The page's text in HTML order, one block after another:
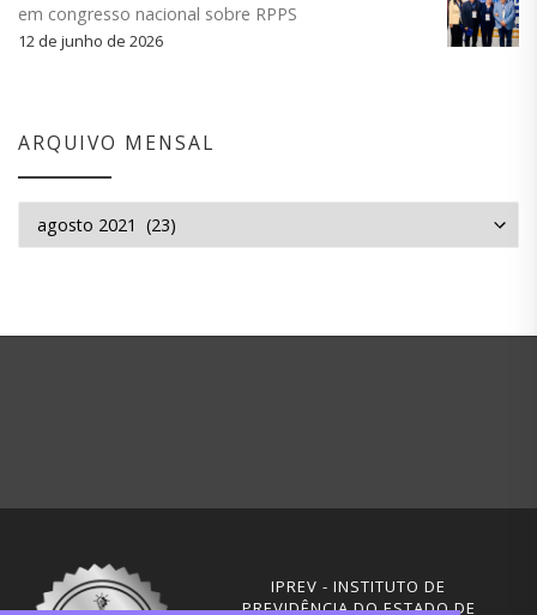
em congresso nacional sobre RPPS
12 de junho de 2026
ARQUIVO MENSAL
IPREV - INSTITUTO DE
PREVIDÊNCIA DO ESTADO DE